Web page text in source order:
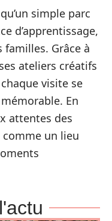
simple parc
d’apprentissage,
familles. Grâce à
ateliers créatifs
visite se
En
attentes des
comme un lieu